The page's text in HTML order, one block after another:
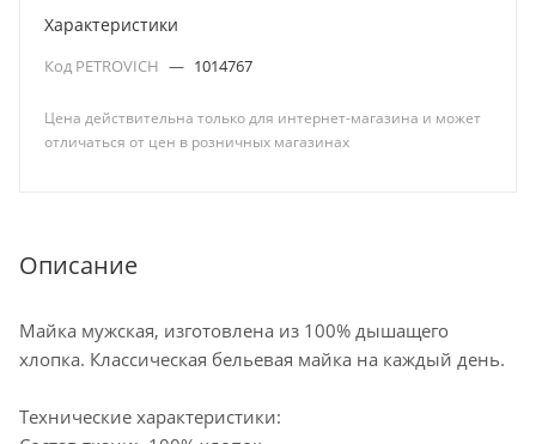
Характеристики
Код PETROVICH — 1014767
Цена действительна только для интернет-магазина и может
отличаться от цен в розничных магазинах
Описание
Майка мужская, изготовлена из 100% дышащего
хлопка. Классическая бельевая майка на каждый день.
Технические характеристики: